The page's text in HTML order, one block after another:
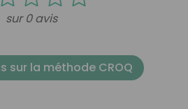
sur 0 avis
sur la méthode CROQ